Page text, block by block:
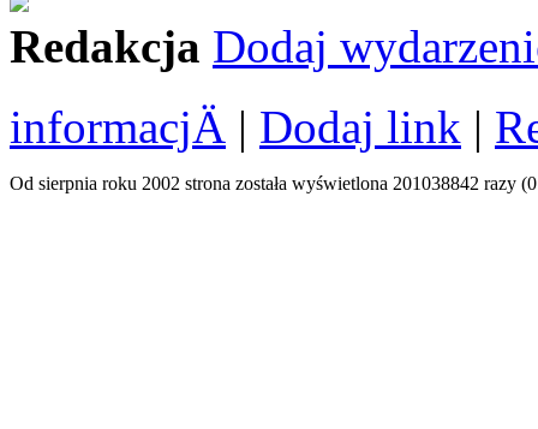
Redakcja Dodaj
informacjÄ | Dodaj link |
Od sierpnia roku 2002 strona została wyświetlona 201038842 razy